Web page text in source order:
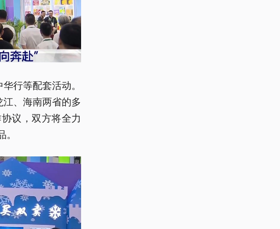
行等配套活动。
、海南两省的多
议，双方将全力